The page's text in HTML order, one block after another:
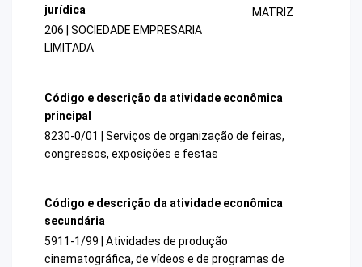
jurídica
206 | SOCIEDADE EMPRESARIA
LIMITADA
MATRIZ
Código e descrição da atividade econômica
principal
8230-0/01 | Serviços de organização de feiras,
congressos, exposições e festas
Código e descrição da atividade econômica
secundária
5911-1/99 | Atividades de produção
cinematográfica, de vídeos e de programas de